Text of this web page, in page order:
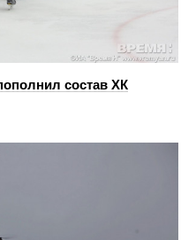
состав ХК